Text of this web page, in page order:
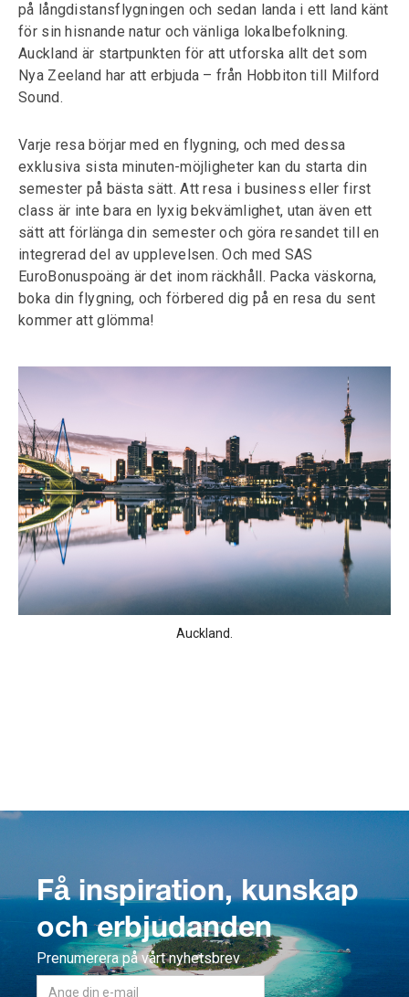
på långdistansflygningen och sedan landa i ett land känt
för sin hisnande natur och vänliga lokalbefolkning.
Auckland är startpunkten för att utforska allt det som
Nya Zeeland har att erbjuda – från Hobbiton till Milford
Sound.
Varje resa börjar med en flygning, och med dessa
exklusiva sista minuten-möjligheter kan du starta din
semester på bästa sätt. Att resa i business eller first
class är inte bara en lyxig bekvämlighet, utan även ett
sätt att förlänga din semester och göra resandet till en
integrerad del av upplevelsen. Och med SAS
EuroBonuspoäng är det inom räckhåll. Packa väskorna,
boka din flygning, och förbered dig på en resa du sent
kommer att glömma!
Auckland.
Få inspiration, kunskap
och erbjudanden
Prenumerera på vårt nyhetsbrev